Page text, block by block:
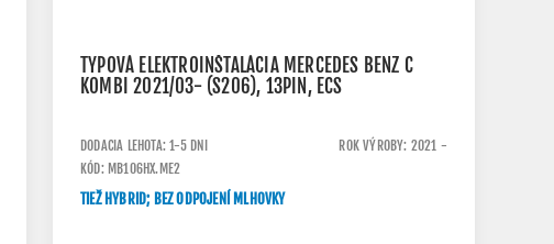
TYPOVÁ ELEKTROINŠTALÁCIA MERCEDES BENZ C
KOMBI 2021/03- (S206), 13PIN, ECS
DODACIA LEHOTA: 1-5 DNI
ROK VÝROBY: 2021 -
KÓD: MB106HX.ME2
TIEŽ HYBRID; BEZ ODPOJENÍ MLHOVKY